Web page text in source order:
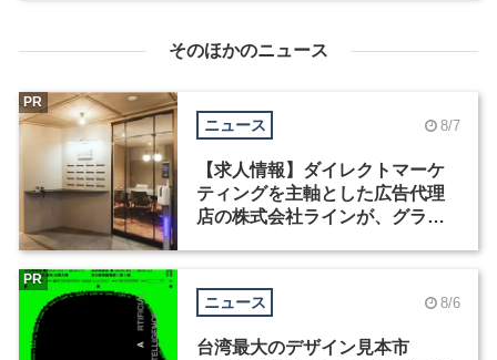
そのほかのニュース
ニュース 8/7
【求人情報】ダイレクトマーケ
ティングを主軸とした広告代理
店の株式会社ラインが、グラフ
PR
ニュース 8/6
台湾最大のデザイン見本市
PR